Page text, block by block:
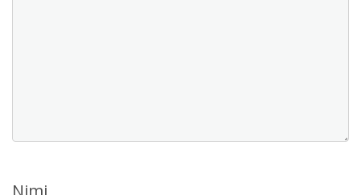
Nimi